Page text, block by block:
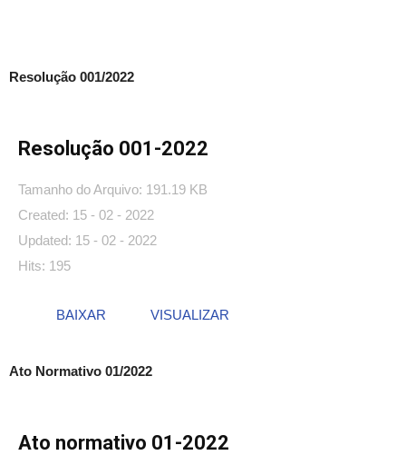
Resolução 001/2022
Resolução 001-2022
Tamanho do Arquivo: 191.19 KB
Created: 15 - 02 - 2022
Updated: 15 - 02 - 2022
Hits: 195
BAIXAR VISUALIZAR
Ato Normativo 01/2022
Ato normativo 01-2022